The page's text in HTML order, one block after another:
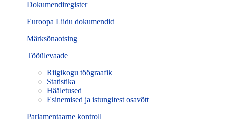
Dokumendiregister
Euroopa Liidu dokumendid
Märksõnaotsing
Tööülevaade
Riigikogu töögraafik
Statistika
Hääletused
Esinemised ja istungitest osavõtt
Parlamentaarne kontroll